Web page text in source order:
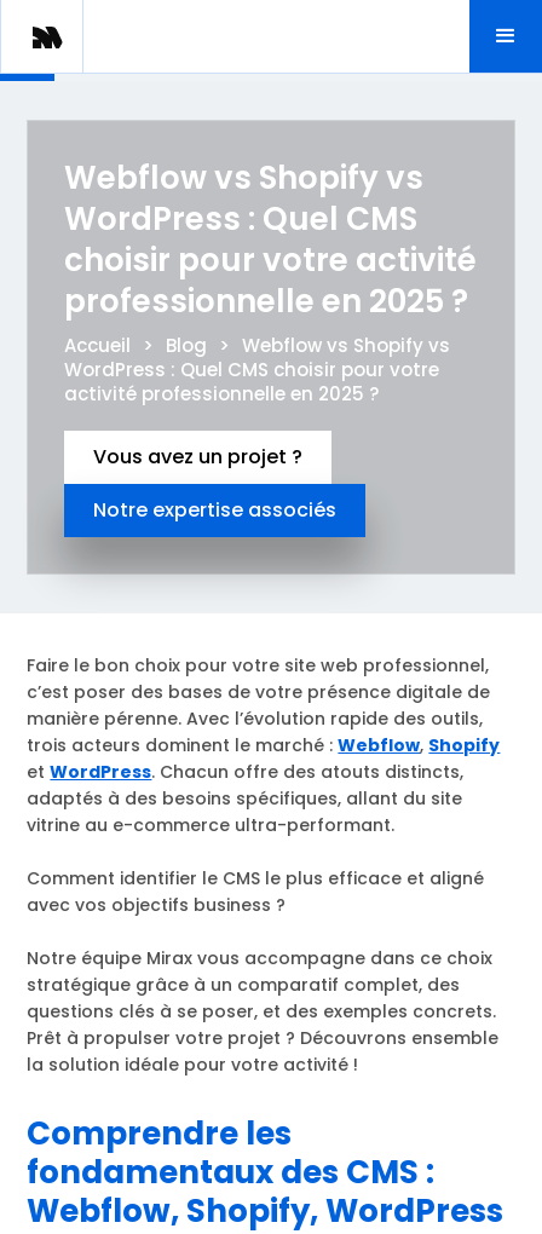
Webflow vs Shopify vs
WordPress : Quel CMS
choisir pour votre activité
professionnelle en 2025 ?
Accueil > Blog > Webflow vs Shopify vs
WordPress : Quel CMS choisir pour votre
activité professionnelle en 2025 ?
Vous avez un projet ?
Notre expertise associés
Faire le bon choix pour votre site web professionnel,
c’est poser des bases de votre présence digitale de
manière pérenne. Avec l’évolution rapide des outils,
trois acteurs dominent le marché :Webflow, Shopify
etWordPress. Chacun offre des atouts distincts,
adaptés à des besoins spécifiques, allant du site
vitrine au e-commerce ultra-performant.
Comment identifier le CMS le plus efficace et aligné
avec vos objectifs business ?
Notre équipe Mirax vous accompagne dans ce choix
stratégique grâce à un comparatif complet, des
questions clés à se poser, et des exemples concrets.
Prêt à propulser votre projet ? Découvrons ensemble
la solution idéale pour votre activité !
Comprendre les
fondamentaux des CMS :
Webflow, Shopify, WordPress